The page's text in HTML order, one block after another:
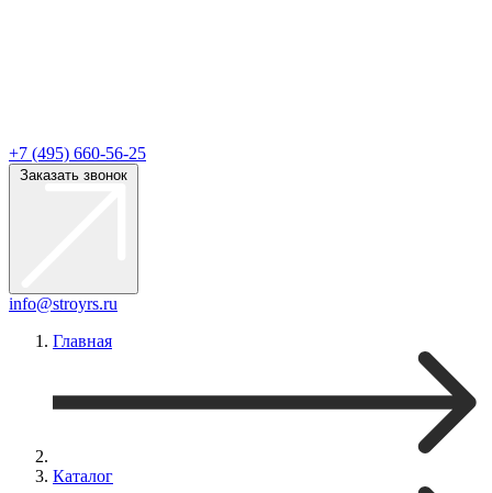
+7 (495) 660-56-25
Заказать звонок
info@stroyrs.ru
Главная
Каталог